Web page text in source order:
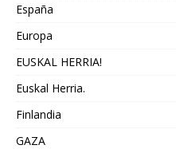
España
Europa
EUSKAL HERRIA!
Euskal Herria.
Finlandia
GAZA